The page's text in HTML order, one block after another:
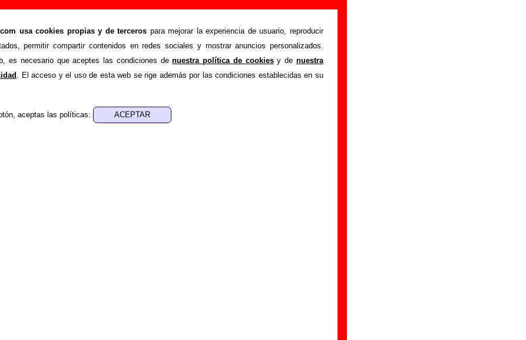
usa cookies propias y de terceros para mejorar la experiencia de usuario, reproducir
permitir compartir contenidos en redes sociales y mostrar anuncios personalizados.
es necesario que aceptes las condiciones denuestra política de cookiesy denuestra
. El acceso y el uso de esta web se rige además por las condiciones establecidas en su
aceptas las políticas:
canción de Golpes Bajos (Letra e información)
>Canciones >Susana (en directo)
recopilar todo tipo de información sobre lacanción "Susana (en directo)
Bajos. Además de su letra, también aparecerá información sobre el autor o
discos en los que está incluido este tema, sobre la grabación del mismo, sobre
esta información.